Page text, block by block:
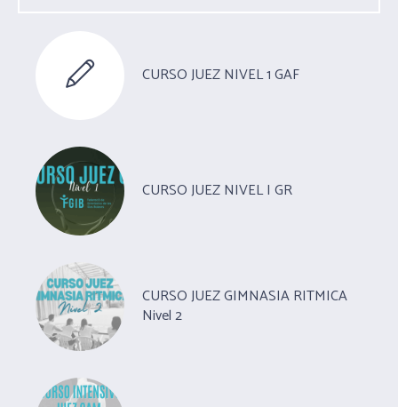
CURSO JUEZ NIVEL 1 GAF
CURSO JUEZ NIVEL I GR
CURSO JUEZ GIMNASIA RITMICA
Nivel 2